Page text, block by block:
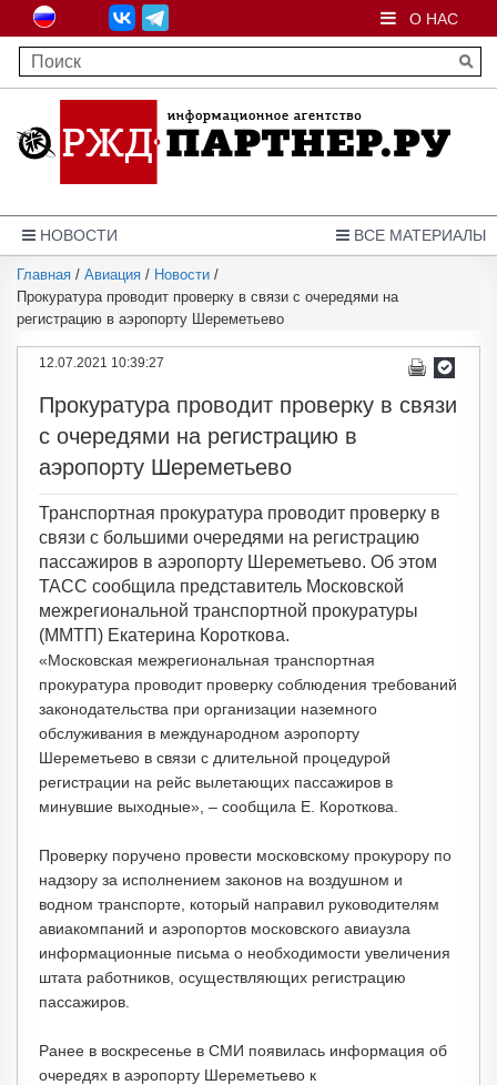
О НАС
ВСЕ МАТЕРИАЛЫ
НОВОСТИ
Главная / Авиация / Новости /
Прокуратура проводит проверку в связи с очередями на
регистрацию в аэропорту Шереметьево
12.07.2021 10:39:27
Прокуратура проводит проверку в связи
с очередями на регистрацию в
аэропорту Шереметьево
Транспортная прокуратура проводит проверку в
связи с большими очередями на регистрацию
пассажиров в аэропорту Шереметьево. Об этом
ТАСС сообщила представитель Московской
межрегиональной транспортной прокуратуры
(ММТП) Екатерина Короткова.
«Московская межрегиональная транспортная
прокуратура проводит проверку соблюдения требований
законодательства при организации наземного
обслуживания в международном аэропорту
Шереметьево в связи с длительной процедурой
регистрации на рейс вылетающих пассажиров в
минувшие выходные», – сообщила Е. Короткова.
Проверку поручено провести московскому прокурору по
надзору за исполнением законов на воздушном и
водном транспорте, который направил руководителям
авиакомпаний и аэропортов московского авиаузла
информационные письма о необходимости увеличения
штата работников, осуществляющих регистрацию
пассажиров.
Ранее в воскресенье в СМИ появилась информация об
очередях в аэропорту Шереметьево к